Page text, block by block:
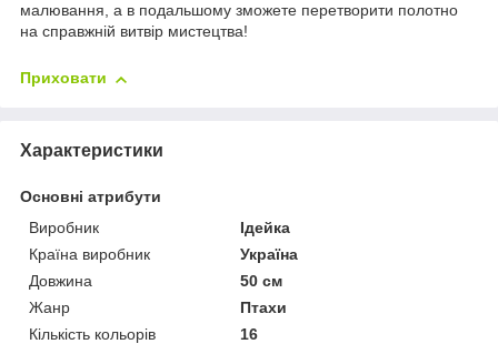
малювання, а в подальшому зможете перетворити полотно
на справжній витвір мистецтва!
Приховати
Характеристики
Основні атрибути
Виробник
Ідейка
Країна виробник
Україна
Довжина
50 см
Жанр
Птахи
Кількість кольорів
16